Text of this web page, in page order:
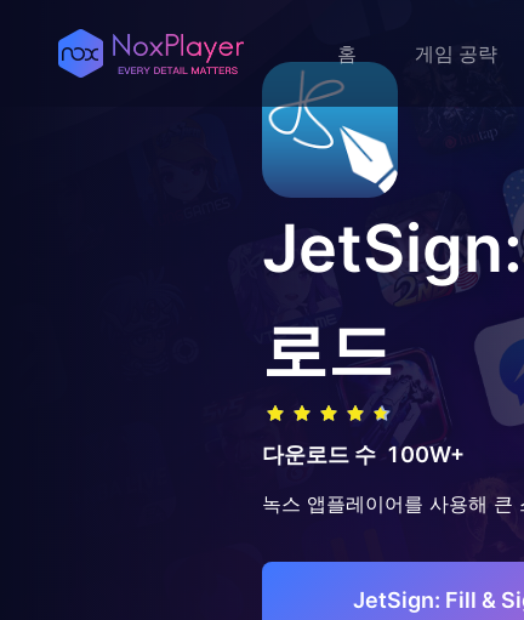
홈 게임 공략
로드
다운로드 수 100W+
녹스 앱플레이어를 사용해 큰
JetSign: Fill &